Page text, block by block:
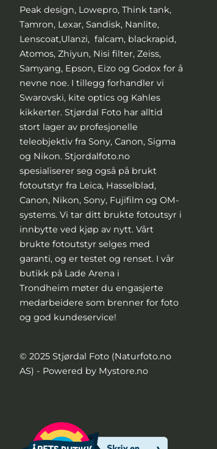
Peak design, Lowepro, Think tank,
Tamron, Lexar, Sandisk, Nanlite,
Lenscoat,Ulanzi, falcam, blackrapid,
Atomos, Zhiyun, Nisi filter, Zeiss,
Samyang, Epson, Eizo og Godox for å
nevne noe. I tillegg forhandler vi
Swarovski, kite optics og Kahles
kikkerter. Stjørdal Foto har alltid
stort lager av profesjonelle
teleobjektiv fra Sony, Canon, Sigma
og Nikon. Stjordalfoto.no
spesialiserer seg også på brukt
fotoutstyr fra Leica, Hasselblad,
Canon, Nikon, Sony, Fujifilm og OM-
systems. Vi tar ditt brukte fotoutsyr i
innbytte ved kjøp av nytt. Vårt
brukte fotoutstyr selges med
garanti, og er testet og renset. I vår
butikk på Lade Arena i
Trondheim møter du engasjerte
medarbeidere som brenner for foto
og god kundeservice!
© 2025 Stjørdal Foto (Naturfoto.no
AS) - Powered by Mystore.no